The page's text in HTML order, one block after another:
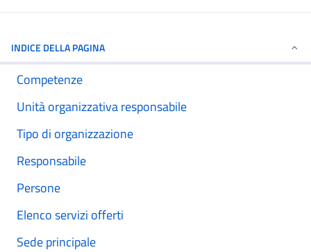
INDICE DELLA PAGINA
Competenze
Unità organizzativa responsabile
Tipo di organizzazione
Responsabile
Persone
Elenco servizi offerti
Sede principale